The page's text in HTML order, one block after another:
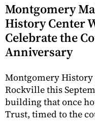
Montgomery
History Center
Celebrate the
Anniversary
Montgomery
Rockville this
building that once
Trust, timed to the